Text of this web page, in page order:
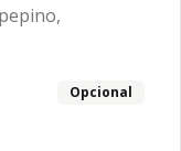
Opcional